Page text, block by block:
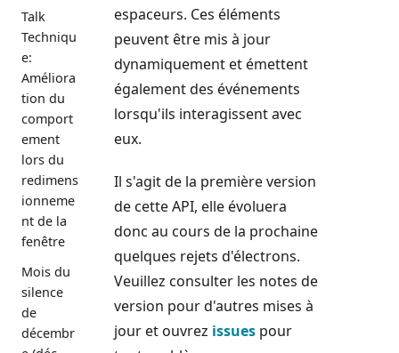
Talk
Techniqu
e:
Améliora
tion du
comport
ement
lors du
redimens
ionneme
nt de la
fenêtre
Mois du
silence
de
décembr
espaceurs. Ces éléments
peuvent être mis à jour
dynamiquement et émettent
également des événements
lorsqu'ils interagissent avec
eux.
Il s'agit de la première version
de cette API, elle évoluera
donc au cours de la prochaine
quelques rejets d'électrons.
Veuillez consulter les notes de
version pour d'autres mises à
jour et ouvrez issues pour